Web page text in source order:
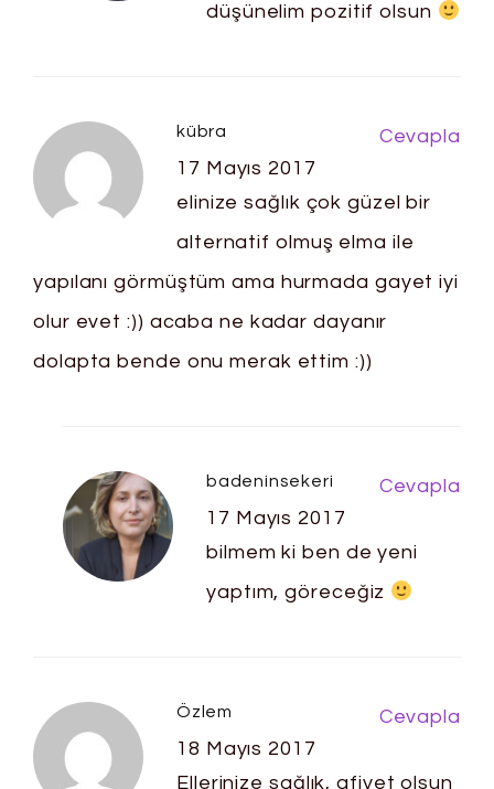
düşünelim pozitif olsun
kübra
17 Mayıs 2017
elinize sağlık çok güzel bir
alternatif olmuş elma ile
yapılanı görmüştüm ama hurmada gayet iyi
olur evet :)) acaba ne kadar dayanır
dolapta bende onu merak ettim :))
Cevapla
badeninsekeri
17 Mayıs 2017
bilmem ki ben de yeni
yaptım, göreceğiz
Cevapla
Özlem
18 Mayıs 2017
Ellerinize sağlık, afiyet olsun
Cevapla